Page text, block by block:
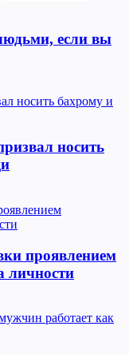
если вы
носить
проявлением
личности